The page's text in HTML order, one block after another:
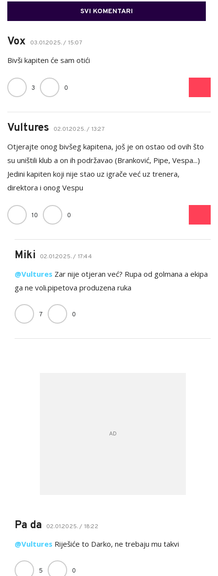
SVI KOMENTARI
Vox 03.01.2025. / 15:07
Bivši kapiten će sam otići
3 0
Vultures 02.01.2025. / 13:27
Otjerajte onog bivšeg kapitena, još je on ostao od ovih što
su uništili klub a on ih podržavao (Branković, Pipe, Vespa...)
Jedini kapiten koji nije stao uz igrače već uz trenera,
direktora i onog Vespu
10 0
Miki 02.01.2025. / 17:44
@Vultures Zar nije otjeran već? Rupa od golmana a ekipa
ga ne voli.pipetova produzena ruka
7 0
Pa da 02.01.2025. / 18:22
@Vultures Riješiće to Darko, ne trebaju mu takvi
5 0